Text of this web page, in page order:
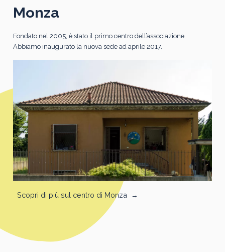
Monza
Fondato nel 2005, è stato il primo centro dell’associazione.
Abbiamo inaugurato la nuova sede ad aprile 2017.
Scopri di più sul centro di Monza →